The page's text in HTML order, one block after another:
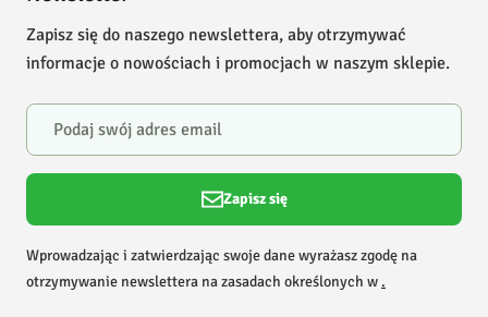
Zapisz się do naszego newslettera, aby otrzymywać
informacje o nowościach i promocjach w naszym sklepie.
Zapisz się
Wprowadzając i zatwierdzając swoje dane wyrażasz zgodę na
otrzymywanie newslettera na zasadach określonych w .